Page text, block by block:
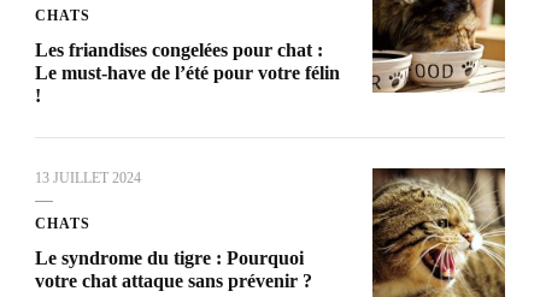
CHATS
Les friandises congelées pour chat :
Le must-have de l’été pour votre félin
!
13 JUILLET 2024
CHATS
Le syndrome du tigre : Pourquoi
votre chat attaque sans prévenir ?